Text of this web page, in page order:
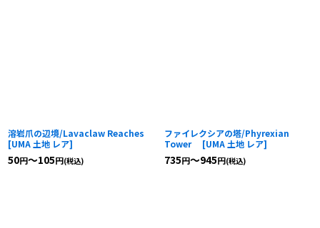
溶岩爪の辺境/Lavaclaw Reaches
[UMA 土地 レア]
50円～105円(税込)
ファイレクシアの塔/Phyrexian
Tower
[UMA 土地 レア]
735円～945円(税込)